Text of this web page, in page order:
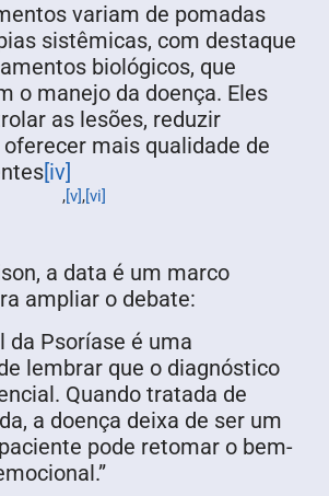
variam de pomadas
sistêmicas, com destaque
biológicos, que
o manejo da doença. Eles
as lesões, reduzir
mais qualidade de
[iv]
,[v],[vi]
a data é um marco
ampliar o debate:
da Psoríase é uma
lembrar que o diagnóstico
Quando tratada de
a doença deixa de ser um
pode retomar o bem-